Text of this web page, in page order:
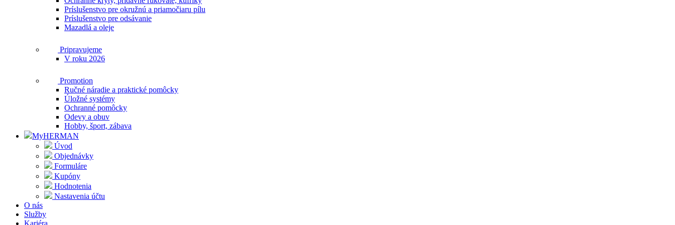
Príslušenstvo pre okružnú a priamočiaru pílu
Príslušenstvo pre odsávanie
Mazadlá a oleje
Pripravujeme
V roku 2026
Promotion
Ručné náradie a praktické pomôcky
Úložné systémy
Ochranné pomôcky
Odevy a obuv
Hobby, šport, zábava
MyHERMAN
Úvod
Objednávky
Formuláre
Kupóny
Hodnotenia
Nastavenia účtu
O nás
Služby